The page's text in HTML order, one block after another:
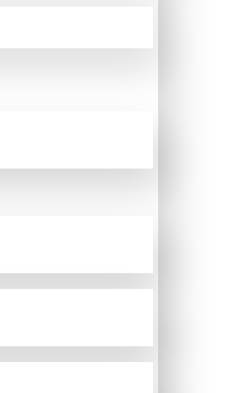
toplam bedel ve varsa onu borç altına
maddi ve manevi zarar talebi olmayacaktır.
Havale ile ödemede alıcı
“Gönderen Bilgileri”nin Fatura Bilgileri
olarak kullanılması nedeni ile ilgili banka
zorunludur. Bu tür durumlarda nakliye
yürürlükte bulunan mevzuat hükümleri
ve taahhüt eder.
ve sözleşmenin kurulmasından itibaren 30
afetler gibi durumlarda belirtilen gün
edilecek ise, teslim edilecek
satıcı sorumlu değildir. Belirtilen
sureti ile derhal bildirilmelidir.
yetkilisi paketin hasarlı olmadığı görüşünde
vardır. Paket Alıcı tarafından teslim
Alıcı’da kalan kopyasıyla birlikte en kısa